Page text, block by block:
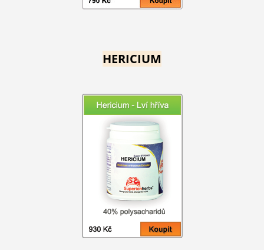
HERICIUM